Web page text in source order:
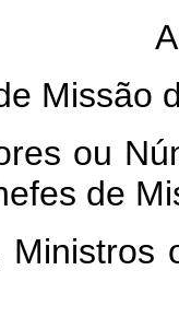
ou
de
ou